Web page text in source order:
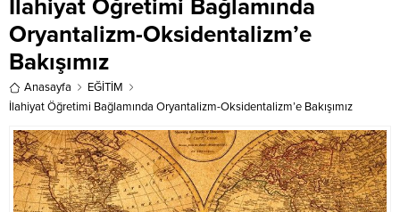
İlahiyat Öğretimi Bağlamında
Oryantalizm-Oksidentalizm’e
Bakışımız
Anasayfa
EĞİTİM
İlahiyat Öğretimi Bağlamında Oryantalizm-Oksidentalizm’e Bakışımız